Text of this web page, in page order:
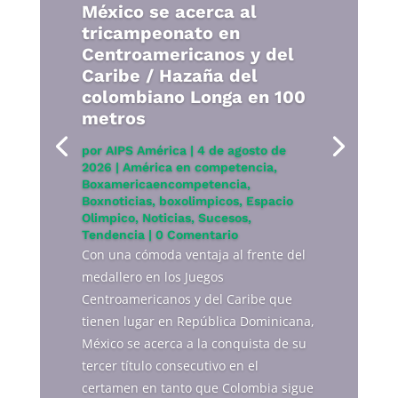
México se acerca al
tricampeonato en
Centroamericanos y del
Caribe / Hazaña del
colombiano Longa en 100
metros
por AIPS América| 4 de agosto de
2026 | América en competencia,
Boxamericaencompetencia,
Boxnoticias, boxolimpicos, Espacio
Olimpico, Noticias, Sucesos,
Tendencia| 0 Comentario
Con una cómoda ventaja al frente del
medallero en los Juegos
Centroamericanos y del Caribe que
tienen lugar en República Dominicana,
México se acerca a la conquista de su
tercer título consecutivo en el
certamen en tanto que Colombia sigue